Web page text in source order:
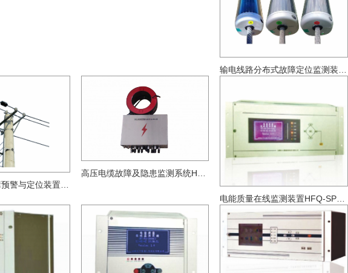
配网行波型故障预警与定位装置HFP-GZS1000
高压电缆故障及隐患监测系统HFP-GZS3000